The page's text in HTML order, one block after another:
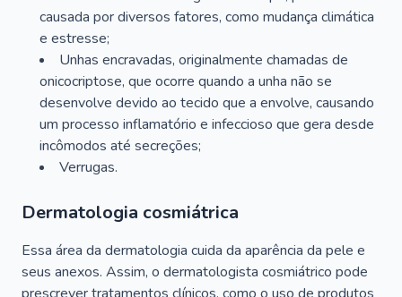
causada por diversos fatores, como mudança climática
e estresse;
Unhas encravadas, originalmente chamadas de
onicocriptose, que ocorre quando a unha não se
desenvolve devido ao tecido que a envolve, causando
um processo inflamatório e infeccioso que gera desde
incômodos até secreções;
Verrugas.
Dermatologia cosmiátrica
Essa área da dermatologia cuida da aparência da pele e
seus anexos. Assim, o dermatologista cosmiátrico pode